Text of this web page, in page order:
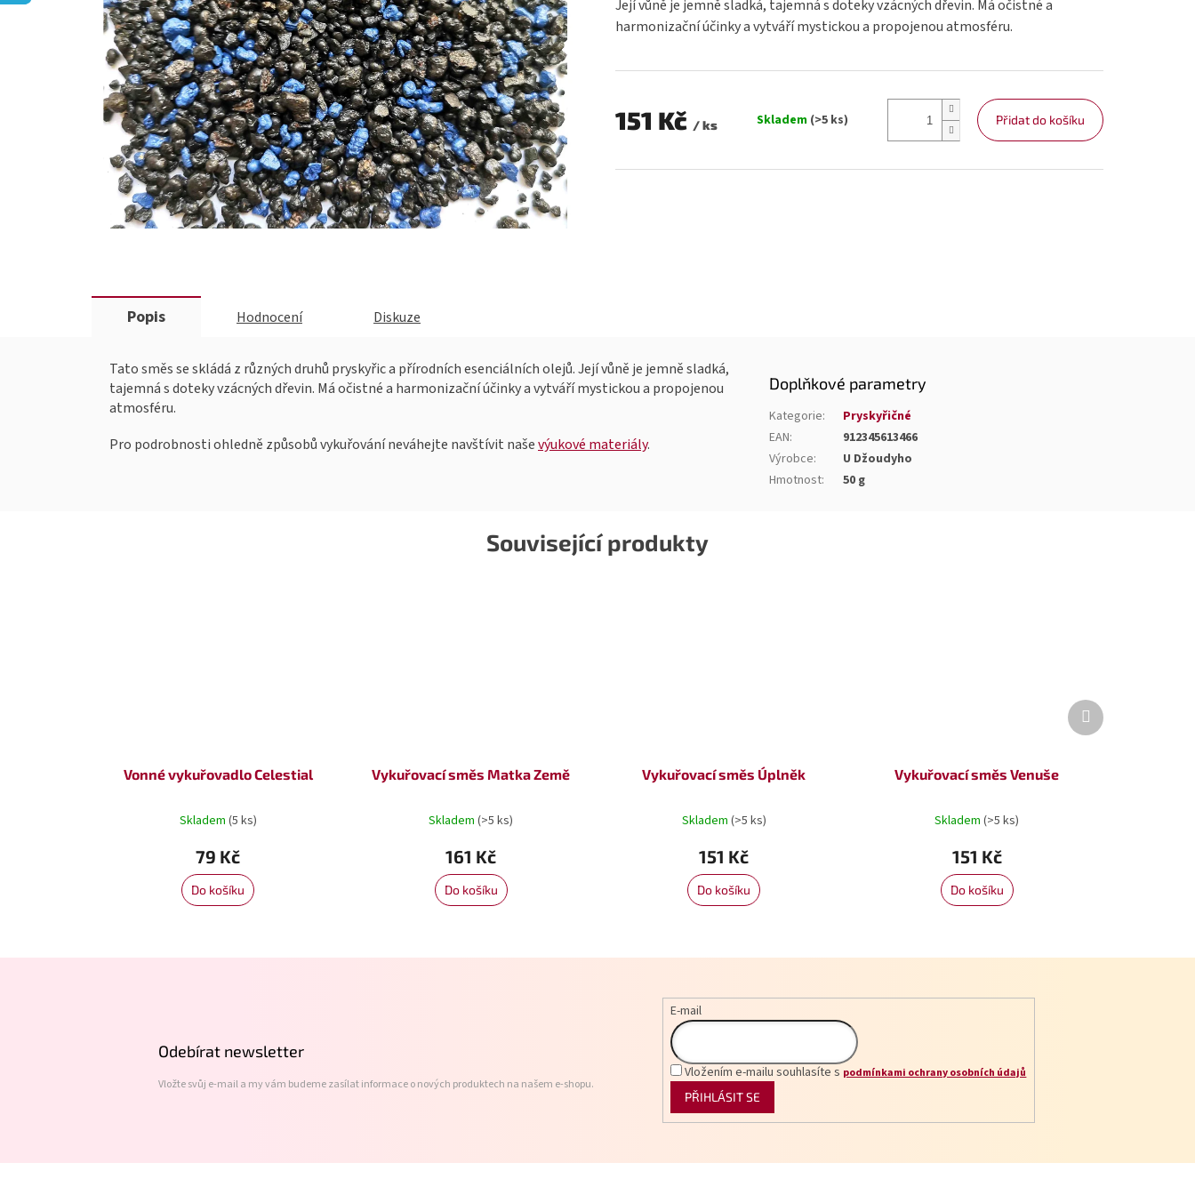
Její vůně je jemně sladká, tajemná s doteky vzácných dřevin. Má očistné a
harmonizační účinky a vytváří mystickou a propojenou atmosféru.
151 Kč / ks
Skladem (>5 ks) Přidat do košíku
0,0
z
Související produkty
Vonné vykuřovadlo Celestial
Skladem (5 ks)
79 Kč
Do košíku
Vykuřovací směs Matka Země
Skladem(>5 ks)
161 Kč
Do košíku
Vykuřovací směs Úplněk
Skladem (>5 ks)
151 Kč
Do košíku
Vykuřovací směs Venuše
Skladem(>5 ks)
151 Kč
Do košíku
Další
produkt
Popis Hodnocení Diskuze
Tato směs se skládá z různých druhů pryskyřic a přírodních esenciálních olejů. Její vůně je jemně sladká,
tajemná s doteky vzácných dřevin. Má očistné a harmonizační účinky a vytváří mystickou a propojenou
atmosféru.
Pro podrobnosti ohledně způsobů vykuřování neváhejte navštívit naševýukové materiály.
Doplňkové parametry
Kategorie:
Pryskyřičné
EAN:
912345613466
Výrobce:
U Džoudyho
Hmotnost: 50 g
Odebírat newsletter
Vložte svůj e-mail a my vám budeme zasílat informace o nových produktech na našem e-shopu.
E-mail
Vložením e-mailu souhlasíte s podmínkami ochrany osobních údajů
PŘIHLÁSIT SE